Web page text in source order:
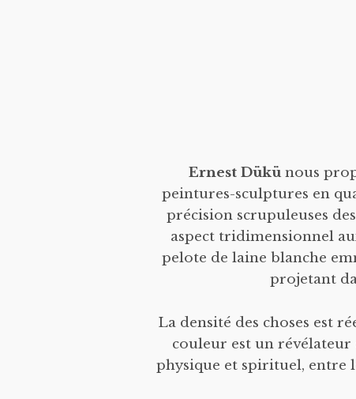
Ernest Dükünous
peintures-sculptures en
précision scrupuleuses
aspect tridimensionnel
pelote de laine blanche
projetant
La densité des choses est
couleur est un révélateur
physique et spirituel, entre